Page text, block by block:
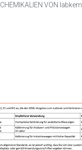
CHEMIKALIEN VON labkem